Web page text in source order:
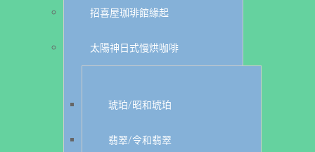
招喜屋珈琲館緣起
太陽神日式慢烘咖啡
琥珀/昭和琥珀
翡翠/令和翡翠